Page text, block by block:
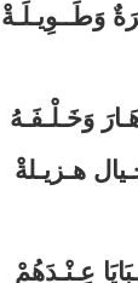
وَطَــوِيـلَـةْ
وَخَـلْـفَـهُ
هـزيـلةْ
عِـنْـدَهُمْ